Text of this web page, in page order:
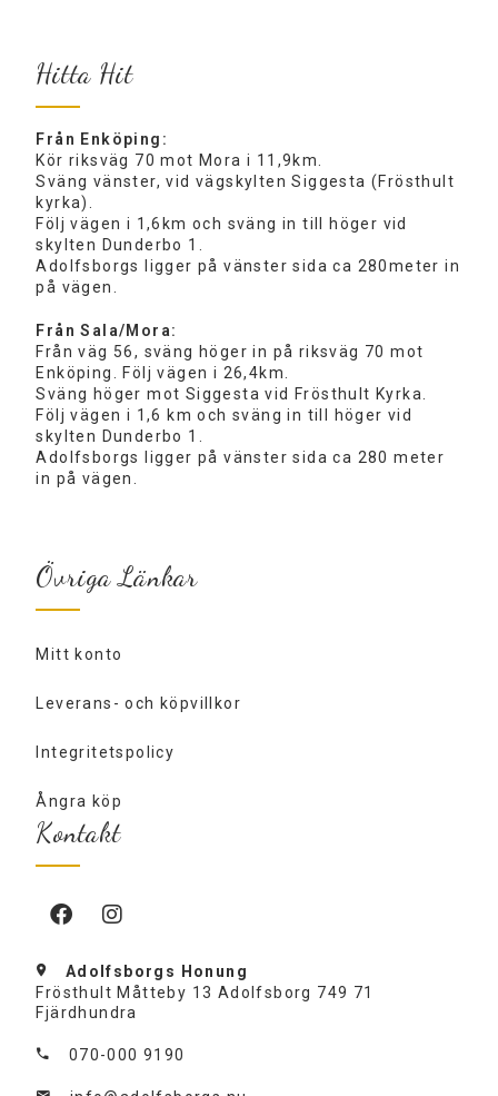
Hitta Hit
Från Enköping:
Kör riksväg 70 mot Mora i 11,9km.
Sväng vänster, vid vägskylten Siggesta (Frösthult
kyrka).
Följ vägen i 1,6km och sväng in till höger vid
skylten Dunderbo 1.
Adolfsborgs ligger på vänster sida ca 280meter in
på vägen.
Från Sala/Mora:
Från väg 56, sväng höger in på riksväg 70 mot
Enköping. Följ vägen i 26,4km.
Sväng höger mot Siggesta vid Frösthult Kyrka.
Följ vägen i 1,6 km och sväng in till höger vid
skylten Dunderbo 1.
Adolfsborgs ligger på vänster sida ca 280 meter
in på vägen.
Övriga Länkar
Mitt konto
Leverans- och köpvillkor
Integritetspolicy
Ångra köp
Kontakt
Adolfsborgs Honung
Frösthult Måtteby 13 Adolfsborg 749 71
Fjärdhundra
070-000 9190